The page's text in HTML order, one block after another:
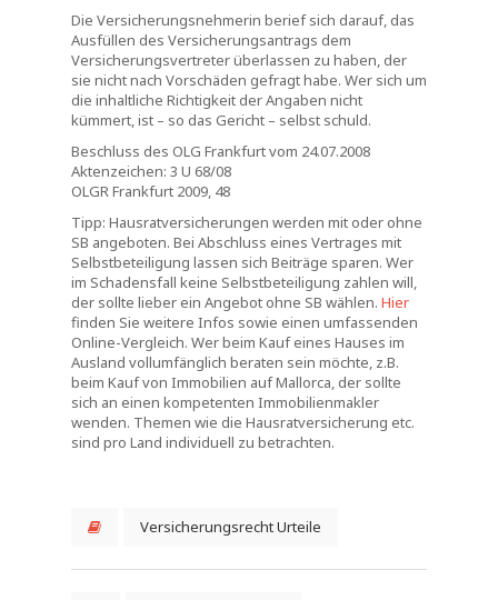
Die Versicherungsnehmerin berief sich darauf, das
Ausfüllen des Versicherungsantrags dem
Versicherungsvertreter überlassen zu haben, der
sie nicht nach Vorschäden gefragt habe. Wer sich um
die inhaltliche Richtigkeit der Angaben nicht
kümmert, ist – so das Gericht – selbst schuld.
Beschluss des OLG Frankfurt vom 24.07.2008
Aktenzeichen: 3 U 68/08
OLGR Frankfurt 2009, 48
Tipp: Hausratversicherungen werden mit oder ohne
SB angeboten. Bei Abschluss eines Vertrages mit
Selbstbeteiligung lassen sich Beiträge sparen. Wer
im Schadensfall keine Selbstbeteiligung zahlen will,
der sollte lieber ein Angebot ohne SB wählen. Hier
finden Sie weitere Infos sowie einen umfassenden
Online-Vergleich. Wer beim Kauf eines Hauses im
Ausland vollumfänglich beraten sein möchte, z.B.
beim Kauf von Immobilien auf Mallorca, der sollte
sich an einen kompetenten Immobilienmakler
wenden. Themen wie die Hausratversicherung etc.
sind pro Land individuell zu betrachten.
Versicherungsrecht Urteile